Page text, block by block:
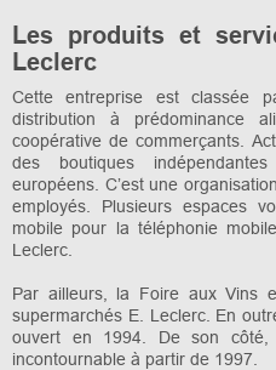
Les produits et
Leclerc
Cette entreprise est classée
distribution à prédominance
coopérative de commerçants.
des boutiques
européens. C’est une
employés. Plusieurs espaces
mobile pour la téléphonie
Leclerc.
Par ailleurs, la Foire aux Vins
supermarchés E. Leclerc. En
ouvert en 1994. De son
incontournable à partir de 1997.